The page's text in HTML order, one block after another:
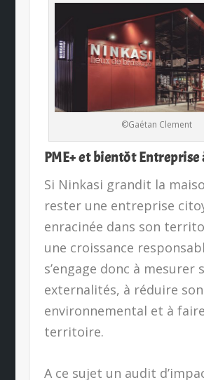
©Gaétan Clement
PME+ et bientôt Entreprise
Si Ninkasi grandit la
rester une entreprise
enracinée dans son
une croissance
s’engage donc à mesurer
externalités, à réduire
environnemental et à
territoire.
A ce sujet un audit